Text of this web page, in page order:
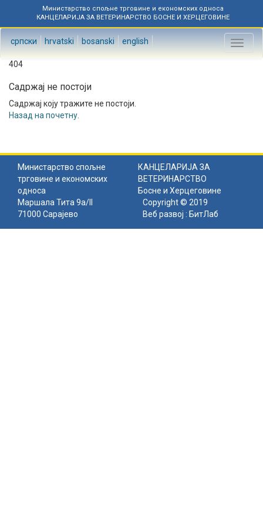
Министарство спољне трговине и економских односа
КАНЦЕЛАРИЈА ЗА ВЕТЕРИНАРСТВО БОСНЕ И ХЕРЦЕГОВИНЕ
српски hrvatski bosanski english
Toggle
404
Садржај не постоји
Садржај коју тражите не постоји.
Назад на почетну
Министарство спољне
трговине и економских
односа
КАНЦЕЛАРИЈА ЗА
ВЕТЕРИНАРСТВО
Босне и Херцеговине
Маршала Тита 9а/II
71000 Сарајево
Copyright © 2019
Веб развој : БитЛаб